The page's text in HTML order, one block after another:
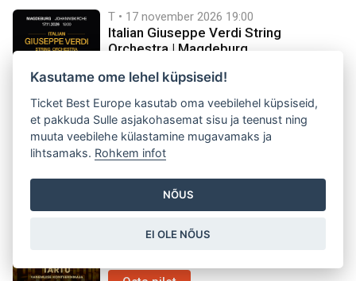
T • 17 november 2026 19:00
Italian Giuseppe Verdi String
Orchestra | Magdeburg
Saksamaa, Magdeburg, St.-Johannis-Kirche,
Osta pilet
T • 17 november 202619:00
ROCK BALLADS BY CANDLELIGHT.
Legendaarseimad rokihitid ühel
Kasutame ome lehel küpsiseid!
Ticket Best Europe kasutab oma veebilehel küpsiseid,
et pakkuda Sulle asjakohasemat sisu ja teenust ning
muuta veebilehe külastamine mugavamaks ja
lihtsamaks. Rohkem infot
NÕUS
EI OLE NÕUS